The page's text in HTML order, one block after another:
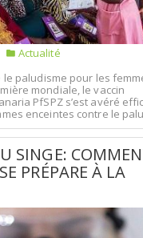
Actualité
le paludisme pour les
mondiale, le vaccin
PfSPZ s’est avéré
enceintes contre le
SINGE:
PRÉPARE À LA